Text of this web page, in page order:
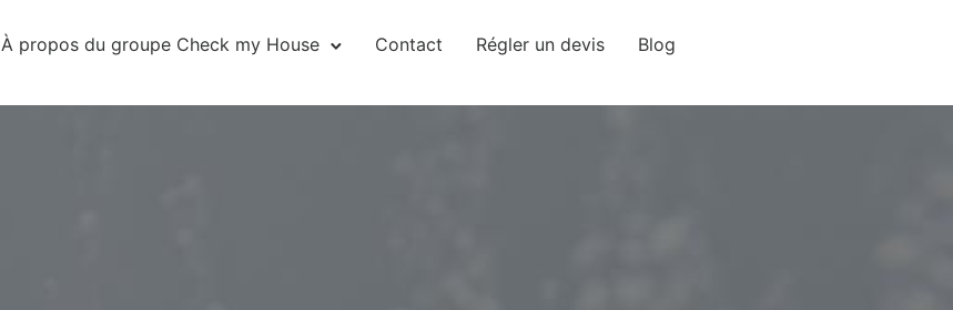
À propos du groupe Check my House Contact Régler un devis Blog